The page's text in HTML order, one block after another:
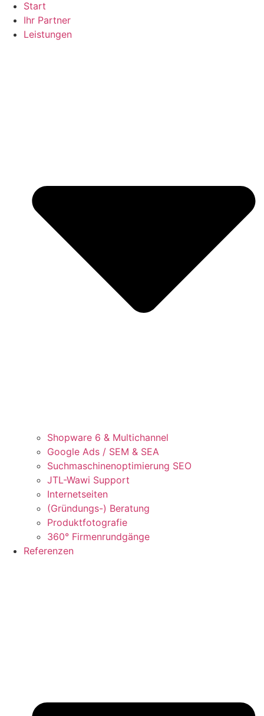
Start
Ihr Partner
Leistungen
Shopware 6 & Multichannel
Google Ads / SEM & SEA
Suchmaschinenoptimierung SEO
JTL-Wawi Support
Internetseiten
(Gründungs-) Beratung
Produktfotografie
360° Firmenrundgänge
Referenzen